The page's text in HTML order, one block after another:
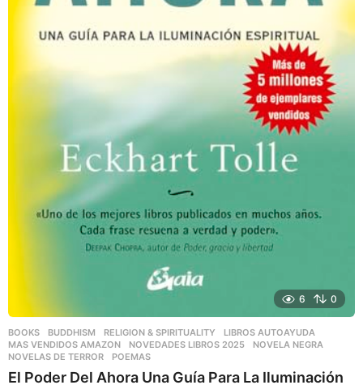
6 0
BOOKS ,BUDDHISM ,RELIGION & SPIRITUALITY LIBROS AUTOAYUDA
MAS VENDIDOS AMAZON
,NOVEDADES LIBROS 2025 ,NOVELA NEGRA
NOVELAS DE TERROR
,POEMAS
El Poder Del Ahora Una Guía Para La Iluminación